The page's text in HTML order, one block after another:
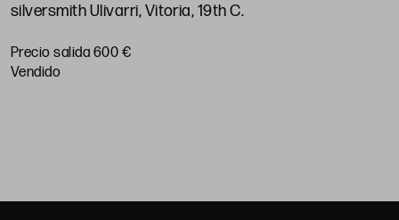
silversmith Ulivarri, Vitoria, 19th C.
Precio salida 600 €
vendido